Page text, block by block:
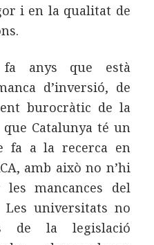
i en la qualitat de
anys que està
d’inversió, de
burocràtic de la
Catalunya té un
fa a la recerca en
amb això no n’hi
mancances del
universitats no
de la legislació